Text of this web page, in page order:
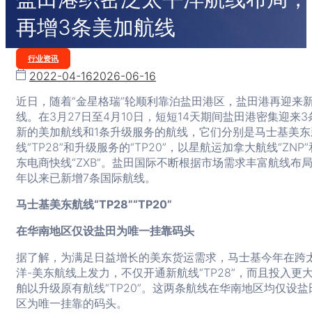
再增3条美加航线
Categories
行业资讯
2022-04-162026-06-16
近日，随着“金星格瑞”轮顺利靠泊盐田港区，盐田港再迎来
线。在3月27日至4月10日，短短14天期间盐田港密集迎来3
新的美加航线和1条升级服务的航线，它们分别是马士基美
线“TP28”和升级服务的“TP20”，以星航运加拿大航线“ZNP”
东电商快线“ZXB”。盐田国际不断根据市场需求丰富航线布
年以来已新增7条国际航线。
马士基美东航线“TP28”“TP20”
在华南地区仅设盐田为唯一挂靠码头
据了解，为满足日益增长的美东货运需求，马士基今年在跨
洋-美东航线上发力，不仅开通新航线“TP28”，而且投入更
舶以升级原有航线“TP20”。这两条航线在华南地区均仅设盐
区为唯一挂靠的码头。